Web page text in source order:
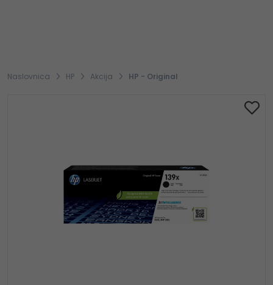
Naslovnica HP Akcija HP - Original